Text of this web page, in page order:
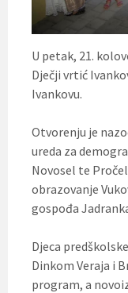
U petak, 21.
Dječji vrtić
Ivankovu.
Otvorenju je
ureda za
Novosel te
obrazovanje
gospođa
Djeca
Dinkom Veraja i
program, a